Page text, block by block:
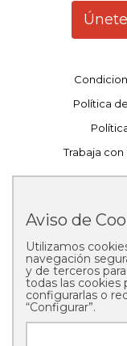
Política
Trabaja
Aviso de
Utilizamos
navegación
y de terceros
todas las cookies
configurarlas o
“Configurar”.